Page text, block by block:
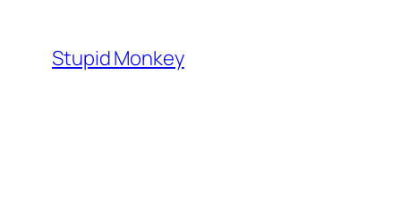
content
Stupid Monkey